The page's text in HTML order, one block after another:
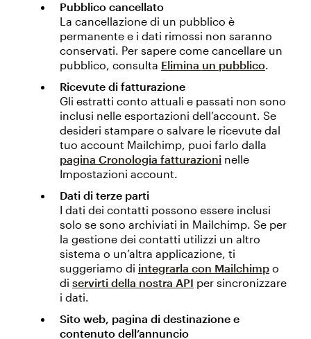
Pubblico cancellato
La cancellazione di un pubblico è
permanente e i dati rimossi non saranno
conservati. Per sapere come cancellare un
pubblico, consulta Elimina un pubblico.
Ricevute di fatturazione
Gli estratti conto attuali e passati non sono
inclusi nelle esportazioni dell’account. Se
desideri stampare o salvare le ricevute dal
tuo account Mailchimp, puoi farlo dalla
pagina Cronologia fatturazioni nelle
Impostazioni account.
Dati di terze parti
I dati dei contatti possono essere inclusi
solo se sono archiviati in Mailchimp. Se per
la gestione dei contatti utilizzi un altro
sistema o un’altra applicazione, ti
suggeriamo di integrarla con Mailchimp o
di servirti della nostra API per sincronizzare
i dati.
Sito web, pagina di destinazione e
contenuto dell’annuncio